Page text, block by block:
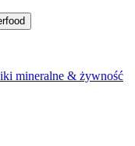
mineralne & żywność